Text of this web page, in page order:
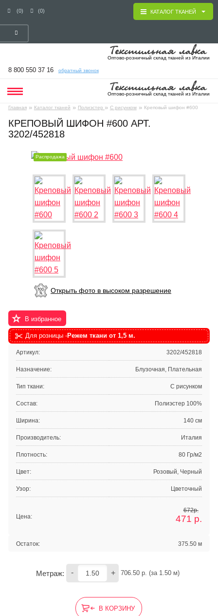
(0) (0)
Оптово-розничный склад тканей из Италии
8 800 550 37 16 обратный звонок
Оптово-розничный склад тканей из Италии
Главная » Каталог тканей » Полиэстер » С рисунком » Креповый шифон #600
КАТАЛОГ ТКАНЕЙ
КРЕПОВЫЙ ШИФОН #600 АРТ.
3202/452818
Распродажа
Открыть фото в высоком разрешение
В избранное
Для розницы -Режем ткани от 1,5 м.
Артикул: 3202/452818
Назначение: Блузочная, Плательная
Тип ткани: С рисунком
Состав: Полиэстер 100%
Ширина: 140 см
Производитель: Италия
Плотность: 80 Гр/м2
Цвет: Розовый, Черный
Узор: Цветочный
Цена:
672р.
471 р.
Остаток: 375.50 м
Метраж: - + 706.50 р. (за 1.50 м)
В КОРЗИНУ